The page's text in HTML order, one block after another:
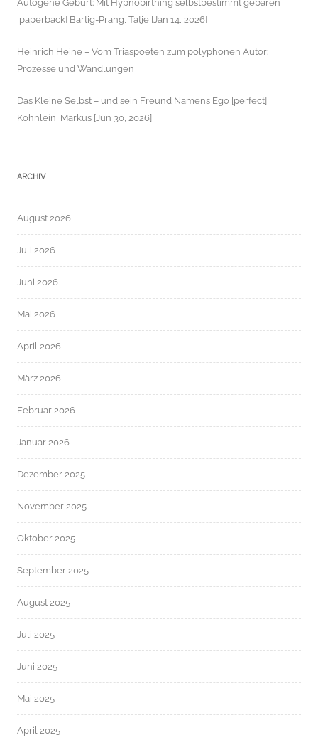
Autogene Geburt: Mit Hypnobirthing selbstbestimmt gebären
[paperback] Bartig-Prang, Tatje [Jan 14, 2026]
Heinrich Heine – Vom Triaspoeten zum polyphonen Autor:
Prozesse und Wandlungen
Das Kleine Selbst – und sein Freund Namens Ego [perfect]
Köhnlein, Markus [Jun 30, 2026]
ARCHIV
August 2026
Juli 2026
Juni 2026
Mai 2026
April 2026
März 2026
Februar 2026
Januar 2026
Dezember 2025
November 2025
Oktober 2025
September 2025
August 2025
Juli 2025
Juni 2025
Mai 2025
April 2025